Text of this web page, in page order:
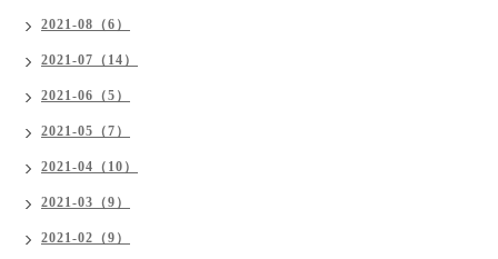
2021-08（6）
2021-07（14）
2021-06（5）
2021-05（7）
2021-04（10）
2021-03（9）
2021-02（9）